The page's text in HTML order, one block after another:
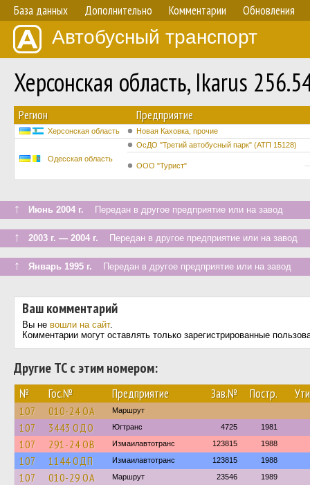
База данных Дополнительно Комментарии Обновления
Автобусный транспорт
Херсонская область, Ikarus
Регион Предприятие
Херсонская область Новая Каховка, прочие
Одесская область
ОсДО "Третий автобусный парк" (АТП 15128)
ООО "Турист"
↑ Июнь 2004 г. Передан в другое предприятие или на завод
↑ 2003 г. — 2004 г. Передан в другое предприятие или на завод
↑ Январь 1995 г. Передан в другое предприятие или на завод
Ваш комментарий
Вы не вошли на сайт.
Комментарии могут оставлять только зарегистрированные
Другие ТС с этим номером:
№ Гос.№ Предприятие Зав.№ Постр.
107 010-24 ОА Маршрут
107 3443 ОДО Югтранс 4725 1981
107 291-24 ОВ Измаилавтотранс 123815 1988
107 1144 ОДП Измаилавтотранс 123815 1988
107 010-29 ОА Маршрут 23546 1989